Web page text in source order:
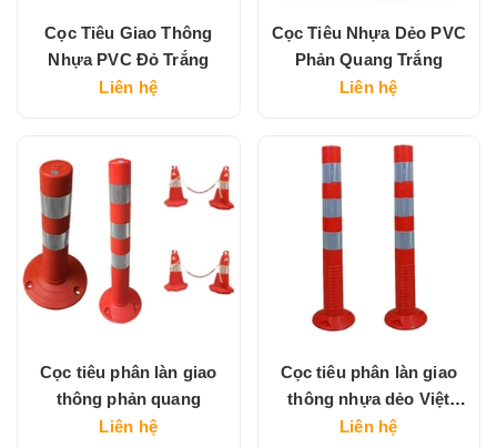
Cọc Tiêu Giao Thông
Nhựa PVC Đỏ Trắng
Liên hệ
Cọc Tiêu Nhựa Dẻo PVC
Phản Quang Trắng
Liên hệ
Cọc tiêu phân làn giao
thông phản quang
Liên hệ
Cọc tiêu phân làn giao
thông nhựa dẻo Việt
Nam
Liên hệ